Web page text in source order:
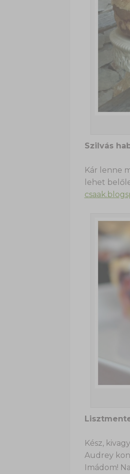
Szilvás
Kár lenne
lehet
Kész,
Audrey
Imádom!